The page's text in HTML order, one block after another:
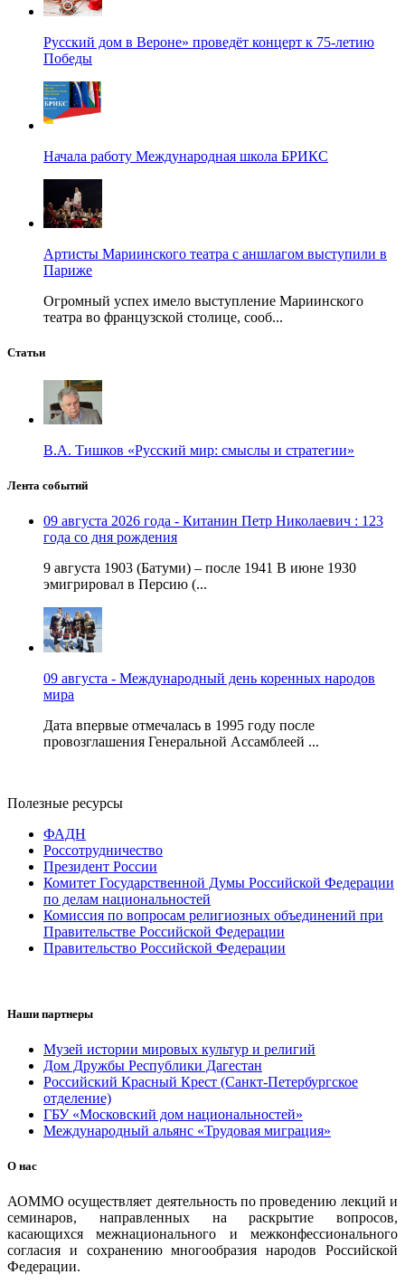
Русский дом в Вероне» проведёт концерт к 75-летию
Победы
Начала работу Международная школа БРИКС
Артисты Мариинского театра с аншлагом выступили в
Париже
Огромный успех имело выступление Мариинского
театра во французской столице, сооб...
Статьи
В.А. Тишков «Русский мир: смыслы и стратегии»
Лента событий
09 августа 2026 года - Китанин Петр Николаевич : 123
года со дня рождения
9 августа 1903 (Батуми) – после 1941 В июне 1930
эмигрировал в Персию (...
09 августа - Международный день коренных народов
мира
Дата впервые отмечалась в 1995 году после
провозглашения Генеральной Ассамблеей ...
Полезные ресурсы
ФАДН
Россотрудничество
Президент России
Комитет Государственной Думы Российской Федерации
по делам национальностей
Комиссия по вопросам религиозных объединений при
Правительстве Российской Федерации
Правительство Российской Федерации
Наши партнеры
Музей истории мировых культур и религий
Дом Дружбы Республики Дагестан
Российский Красный Крест (Санкт-Петербургское
отделение)
ГБУ «Московский дом национальностей»
Международный альянс «Трудовая миграция»
О нас
АОММО осуществляет деятельность по проведению лекций и
семинаров, направленных на раскрытие вопросов,
касающихся межнационального и межконфессионального
согласия и сохранению многообразия народов Российской
Федерации.